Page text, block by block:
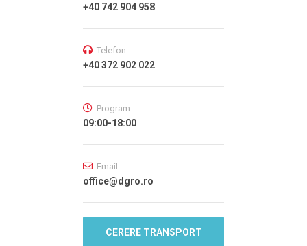
+40 742 904 958
Telefon
+40 372 902 022
Program
09:00-18:00
Email
office@dgro.ro
CERERE TRANSPORT